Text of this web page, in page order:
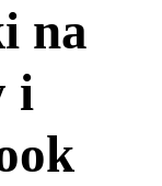
na
i